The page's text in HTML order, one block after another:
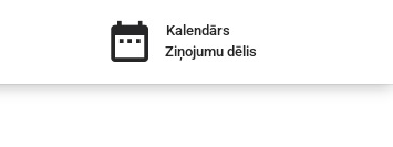
Kalendārs
Ziņojumu dēlis